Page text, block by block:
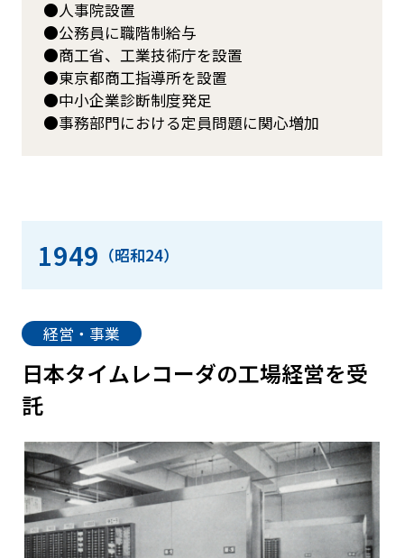
人事院設置
公務員に職階制給与
商工省、工業技術庁を設置
東京都商工指導所を設置
中小企業診断制度発足
事務部門における定員問題に関心増加
1949 （昭和24）
経営・事業
日本タイムレコーダの工場経営を受
託